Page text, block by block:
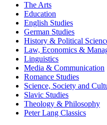
The Arts
Education
English Studies
German Studies
History & Political
Law, Economics &
Linguistics
Media & Communication
Romance Studies
Science, Society and
Slavic Studies
Theology & Philosophy
Peter Lang Classics